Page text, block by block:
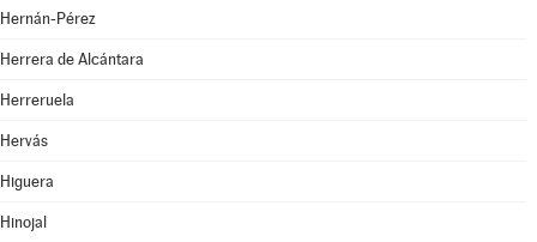
Hernán-Pérez
Herrera de Alcántara
Herreruela
Hervás
Higuera
Hinojal